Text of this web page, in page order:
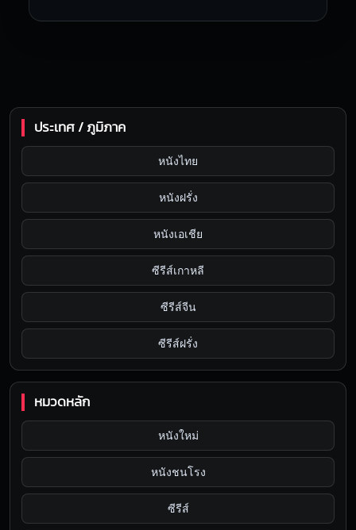
ประเทศ / ภูมิภาค
หนังไทย
หนังฝรั่ง
หนังเอเชีย
ซีรีส์เกาหลี
ซีรีส์จีน
ซีรีส์ฝรั่ง
หมวดหลัก
หนังใหม่
หนังชนโรง
ซีรีส์